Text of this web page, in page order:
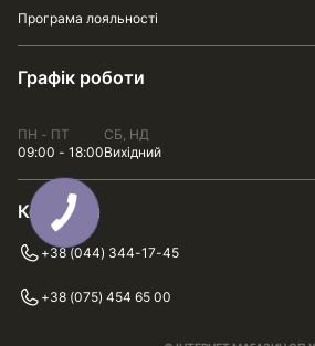
Програма лояльності
Графік роботи
ПН - ПТ
09:00 - 18:00
СБ, НД
Вихідний
Контакти
+38 (044) 344-17-45
+38 (075) 454 65 00